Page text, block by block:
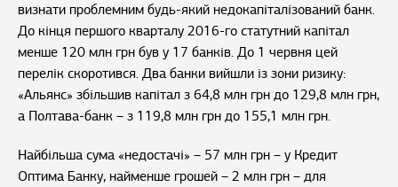
визнати проблемним будь-який недокапіталізований банк.
До кінця першого кварталу 2016-го статутний капітал
менше 120 млн грн був у 17 банків. До 1 червня цей
перелік скоротився. Два банки вийшли із зони ризику:
«Альянс» збільшив капітал з 64,8 млн грн до 129,8 млн грн,
а Полтава-банк – з 119,8 млн грн до 155,1 млн грн.
Найбільша сума «недостачі» – 57 млн грн – у Кредит
Оптима Банку, найменше грошей – 2 млн грн – для